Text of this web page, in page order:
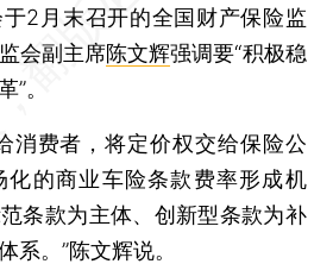
2月末召开的全国财产保险监
会副主席陈文辉强调要“积极稳
”。
费者，将定价权交给保险公
化的商业车险条款费率形成机
条款为主体、创新型条款为补
系。”陈文辉说。